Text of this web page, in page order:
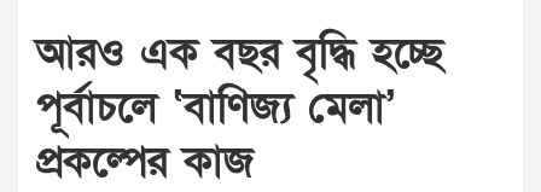
আরও এক বছর বৃদ্ধি হচ্ছে
পূর্বাচলে ‘বাণিজ্য মেলা’
প্রকল্পের কাজ